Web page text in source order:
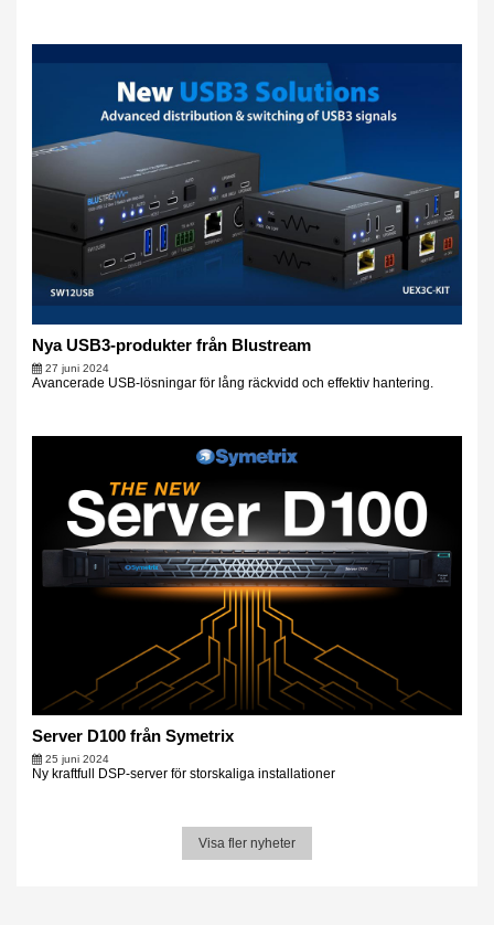
Nya USB3-produkter från Blustream
27 juni 2024
Avancerade USB-lösningar för lång räckvidd och effektiv hantering.
Server D100 från Symetrix
25 juni 2024
Ny kraftfull DSP-server för storskaliga installationer
Visa fler nyheter